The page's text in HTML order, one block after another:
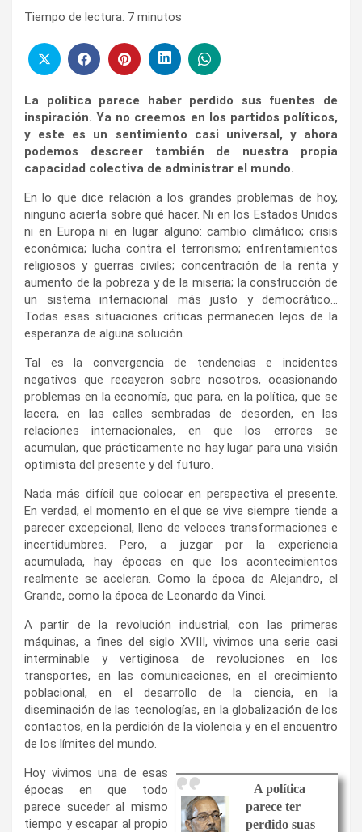
Tiempo de lectura: 7 minutos
La política parece haber perdido sus fuentes de
inspiración. Ya no creemos en los partidos políticos,
y este es un sentimiento casi universal, y ahora
podemos descreer también de nuestra propia
capacidad colectiva de administrar el mundo.
En lo que dice relación a los grandes problemas de hoy,
ninguno acierta sobre qué hacer. Ni en los Estados Unidos
ni en Europa ni en lugar alguno: cambio climático; crisis
económica; lucha contra el terrorismo; enfrentamientos
religiosos y guerras civiles; concentración de la renta y
aumento de la pobreza y de la miseria; la construcción de
un sistema internacional más justo y democrático…
Todas esas situaciones críticas permanecen lejos de la
esperanza de alguna solución.
Tal es la convergencia de tendencias e incidentes
negativos que recayeron sobre nosotros, ocasionando
problemas en la economía, que para, en la política, que se
lacera, en las calles sembradas de desorden, en las
relaciones internacionales, en que los errores se
acumulan, que prácticamente no hay lugar para una visión
optimista del presente y del futuro.
Nada más difícil que colocar en perspectiva el presente.
En verdad, el momento en el que se vive siempre tiende a
parecer excepcional, lleno de veloces transformaciones e
incertidumbres. Pero, a juzgar por la experiencia
acumulada, hay épocas en que los acontecimientos
realmente se aceleran. Como la época de Alejandro, el
Grande, como la época de Leonardo da Vinci.
A partir de la revolución industrial, con las primeras
máquinas, a fines del siglo XVIII, vivimos una serie casi
interminable y vertiginosa de revoluciones en los
transportes, en las comunicaciones, en el crecimiento
poblacional, en el desarrollo de la ciencia, en la
diseminación de las tecnologías, en la globalización de los
contactos, en la perdición de la violencia y en el encuentro
de los límites del mundo.
A política
parece ter
perdido suas
Hoy vivimos una de esas
épocas en que todo
parece suceder al mismo
tiempo y escapar al propio